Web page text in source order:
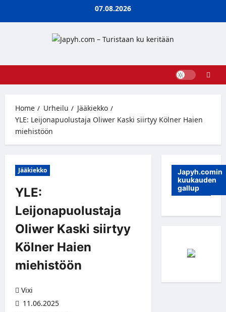
07.08.2026
Home Urheilu
Jääkiekko
YLE: Leijonapuolustaja Oliwer Kaski siirtyy Kölner Haien
miehistöön
Jääkiekko
YLE:
Leijonapuolustaja
Oliwer Kaski siirtyy
Kölner Haien
miehistöön
Vixi
11.06.2025
Japyh.comin
kuukauden
gallup